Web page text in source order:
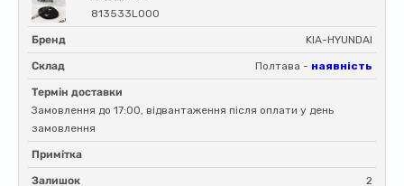
813533L000
Бренд KIA-HYUNDAI
Склад Полтава - наявність
Термін доставки
Замовлення до 17:00, відвантаження після оплати у день
замовлення
Примітка
Залишок 2